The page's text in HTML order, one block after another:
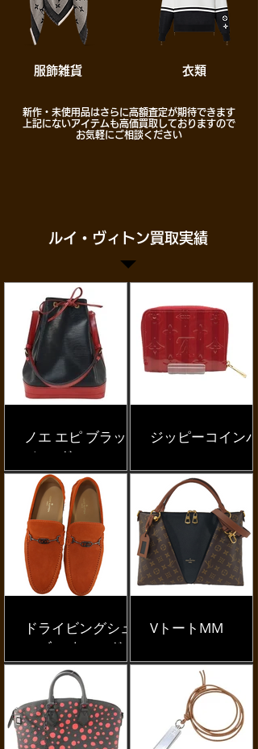
​服飾雑貨 ​衣類
​新作・未使用品はさらに高額査定が期待できます
​上記にないアイテムも高価買取しておりますので
お気軽にご相談ください
​ルイ・ヴィトン買取実績
ノエ エピ ブラック
×レッド
ジッピーコインパ
ドライビングシュ
ーズ スウェード
VトートMM